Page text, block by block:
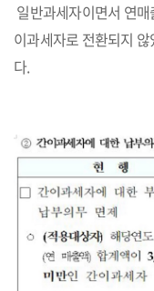
일반과세자이면서 연
이과세자로 전환되지
다.